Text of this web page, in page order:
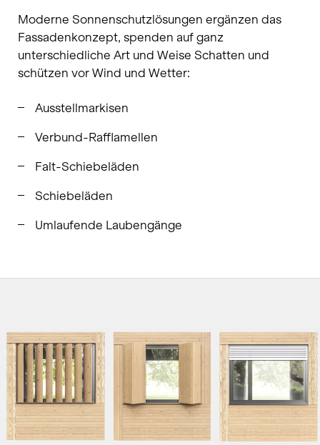
Moderne Sonnenschutzlösungen ergänzen das
Fassadenkonzept, spenden auf ganz
unterschiedliche Art und Weise Schatten und
schützen vor Wind und Wetter:
Ausstellmarkisen
Verbund-Rafflamellen
Falt-Schiebeläden
Schiebeläden
Umlaufende Laubengänge